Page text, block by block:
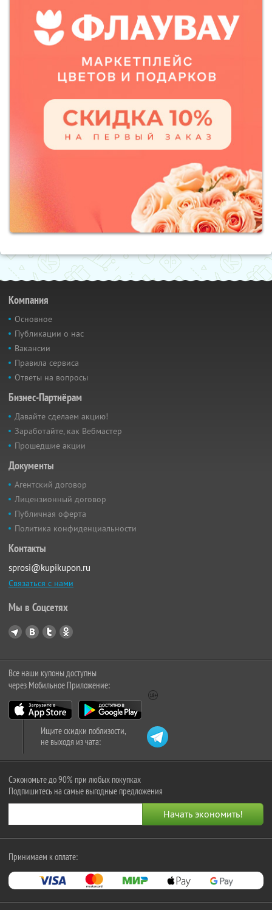
Компания
Основное
Публикации о нас
Вакансии
Правила сервиса
Ответы на вопросы
Бизнес-Партнёрам
Давайте сделаем акцию!
Заработайте, как Вебмастер
Прошедшие акции
Документы
Агентский договор
Лицензионный договор
Публичная оферта
Политика конфиденциальности
Контакты
sprosi@kupikupon.ru
Связаться с нами
Мы в Соцсетях
Все наши купоны доступны
через Мобильное Приложение:
Ищите скидки поблизости,
не выходя из чата:
Сэкономьте до 90% при любых покупках
Подпишитесь на самые выгодные предложения
Принимаем к оплате: